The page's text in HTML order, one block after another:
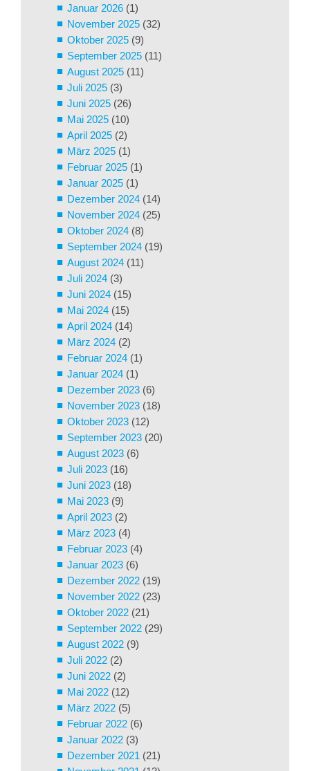
Januar 2026 (1)
November 2025 (32)
Oktober 2025 (9)
September 2025 (11)
August 2025 (11)
Juli 2025 (3)
Juni 2025 (26)
Mai 2025 (10)
April 2025 (2)
März 2025 (1)
Februar 2025 (1)
Januar 2025 (1)
Dezember 2024 (14)
November 2024 (25)
Oktober 2024 (8)
September 2024 (19)
August 2024 (11)
Juli 2024 (3)
Juni 2024 (15)
Mai 2024 (15)
April 2024 (14)
März 2024 (2)
Februar 2024 (1)
Januar 2024 (1)
Dezember 2023 (6)
November 2023 (18)
Oktober 2023 (12)
September 2023 (20)
August 2023 (6)
Juli 2023 (16)
Juni 2023 (18)
Mai 2023 (9)
April 2023 (2)
März 2023 (4)
Februar 2023 (4)
Januar 2023 (6)
Dezember 2022 (19)
November 2022 (23)
Oktober 2022 (21)
September 2022 (29)
August 2022 (9)
Juli 2022 (2)
Juni 2022 (2)
Mai 2022 (12)
März 2022 (5)
Februar 2022 (6)
Januar 2022 (3)
Dezember 2021 (21)